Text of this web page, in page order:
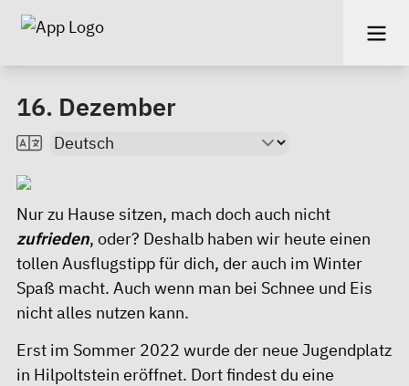
16. Dezember
Nur zu Hause sitzen, mach doch auch nicht
zufrieden, oder? Deshalb haben wir heute einen
tollen Ausflugstipp für dich, der auch im Winter
Spaß macht. Auch wenn man bei Schnee und Eis
nicht alles nutzen kann.
Erst im Sommer 2022 wurde der neue Jugendplatz
in Hilpoltstein eröffnet. Dort findest du eine